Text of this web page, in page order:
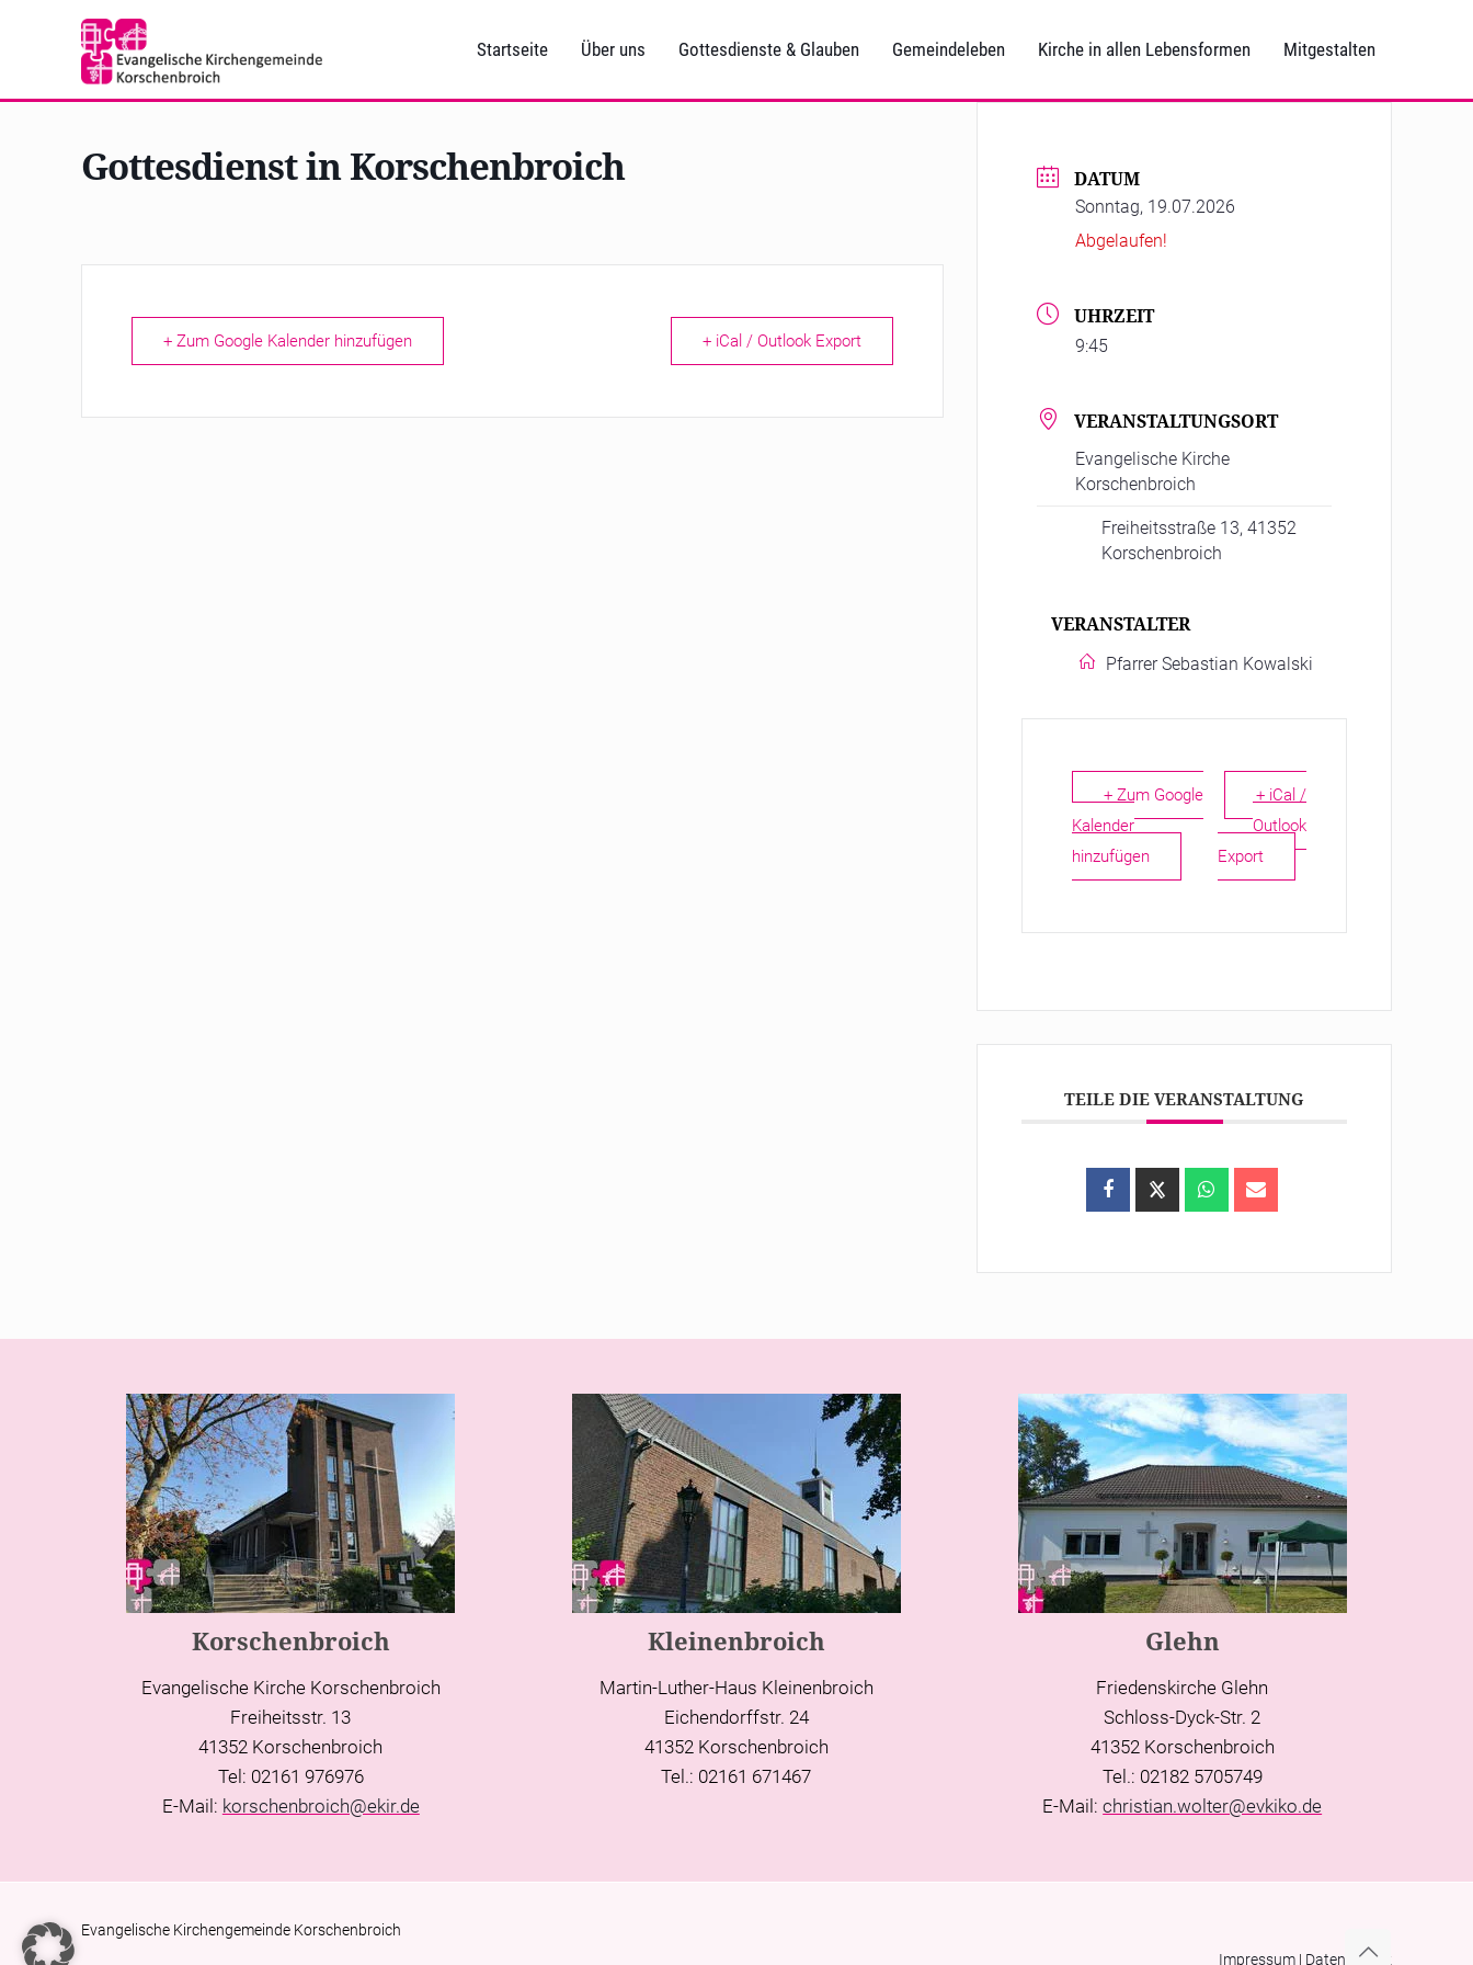
Startseite Über uns Gottesdienste & Glauben Gemeindeleben Kirche in allen Lebensformen Mitgestalten
Gottesdienst in Korschenbroich
+ Zum Google Kalender hinzufügen + iCal / Outlook Export
DATUM
Sonntag, 19.07.2026
Abgelaufen!
UHRZEIT
9:45
VERANSTALTUNGSORT
Evangelische Kirche
Korschenbroich
Freiheitsstraße 13, 41352
Korschenbroich
VERANSTALTER
Pfarrer Sebastian Kowalski
+ Zum Google
Kalender
hinzufügen
+ iCal /
Outlook
Export
TEILE DIE VERANSTALTUNG
Korschenbroich
Evangelische Kirche Korschenbroich
Freiheitsstr. 13
41352 Korschenbroich
Tel: 02161 976976
E-Mail: korschenbroich@ekir.de
Kleinenbroich
Martin-Luther-Haus Kleinenbroich
Eichendorffstr. 24
41352 Korschenbroich
Tel.: 02161 671467
Glehn
Friedenskirche Glehn
Schloss-Dyck-Str. 2
41352 Korschenbroich
Tel.: 02182 5705749
E-Mail:christian.wolter@evkiko.de
Evangelische Kirchengemeinde Korschenbroich
Impressum | Datenschutz